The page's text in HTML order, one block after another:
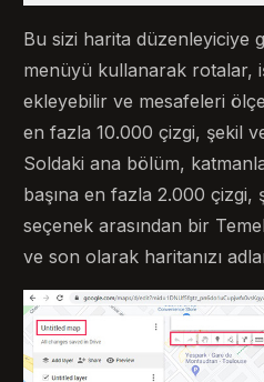
Bu sizi harita düzenleyiciye
menüyü kullanarak rotalar,
ekleyebilir ve mesafeleri
en fazla 10.000 çizgi, şekil
Soldaki ana bölüm,
başına en fazla 2.000
seçenek arasından bir
ve son olarak haritanızı